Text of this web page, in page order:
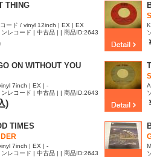
THING
ード / vinyl 12inch | EX | EX
ンレコード | 中古品 | | 商品ID:2643
ON WITHOUT YOU
7inch | EX | -
ンレコード | 中古品 | | 商品ID:2643
)
TIMES
7inch | EX | -
ンレコード | 中古品 | | 商品ID:2643